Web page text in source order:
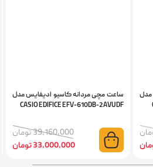
ساعت مچی مردانه کاسیو ادیفایس مدل
CASIO EDIFICE EFV-610DB-2AVUDF
39,160,000 تومان
33,000,000 تومان